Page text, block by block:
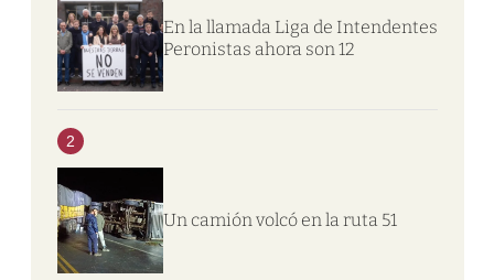
En la llamada Liga de Intendentes
Peronistas ahora son 12
2
Un camión volcó en la ruta 51